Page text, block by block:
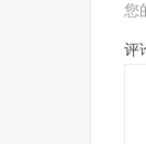
您
评